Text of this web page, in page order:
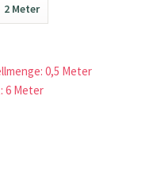
2 Meter
0,5 Meter
6 Meter